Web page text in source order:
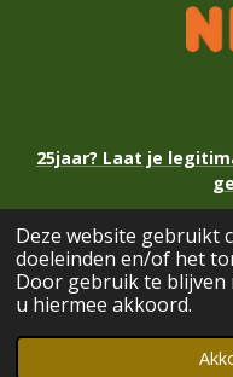
Deze website gebruikt
doeleinden en/of het
Door gebruik te blijven
u hiermee akkoord.
25jaar? Laat je
© 2021 - 2026 Kerstmarkt
Powered byJouwWeb